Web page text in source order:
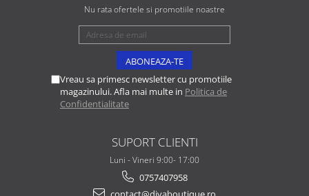
Nu rata ofertele si promotiile noastre
Vreau sa primesc newsletter cu promotiile
magazinului. Afla mai multe in Politica de
Confidentialitate
SUPORT CLIENTI
Luni - Vineri 9:00- 17:00
0757407958